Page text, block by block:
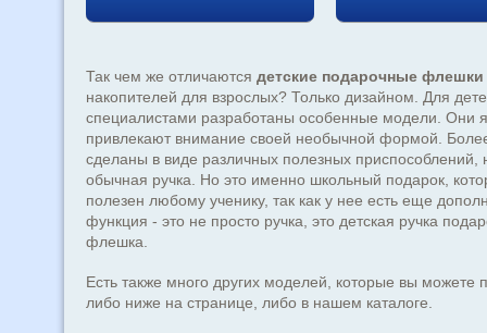
Так чем же отличаются детские подарочные флешки
накопителей для взрослых? Только дизайном. Для
специалистами разработаны особенные модели. Они
привлекают внимание своей необычной формой.
сделаны в виде различных полезных приспособлений,
обычная ручка. Но это именно школьный подарок,
полезен любому ученику, так как у нее есть еще
функция - это не просто ручка, это детская ручка
флешка.
Есть также много других моделей, которые вы можете
либо ниже на странице, либо в нашем каталоге.